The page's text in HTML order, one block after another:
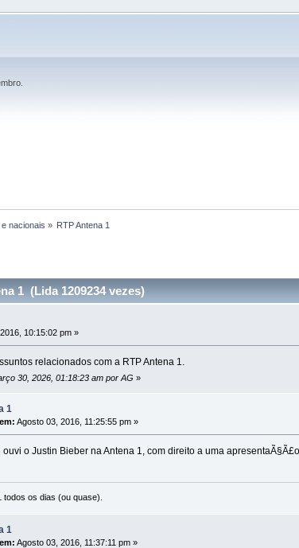
nacionais » RTP Antena 1
1 (Lida 1209234 vezes)
10:15:02 pm »
relacionados com a RTP Antena 1.
30, 2026, 01:18:23 am por AG »
1
Agosto 03, 2016, 11:25:55 pm »
ouvi o Justin Bieber na Antena 1, com direito a uma
os dias (ou quase).
1
Agosto 03, 2016, 11:37:11 pm »